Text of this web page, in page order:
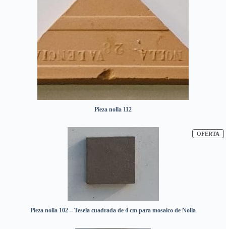
Pieza nolla 112
OFERTA
Pieza nolla 102 – Tesela cuadrada de 4 cm para mosaico de Nolla